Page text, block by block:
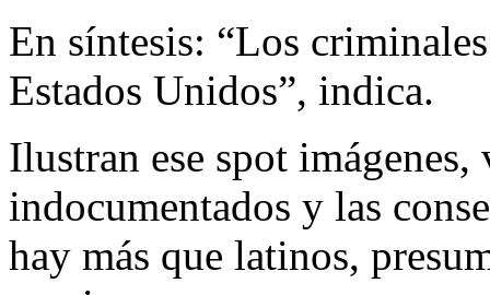
En síntesis: “Los
Estados Unidos”, indica.
Ilustran ese spot imágenes,
indocumentados y las
hay más que latinos,